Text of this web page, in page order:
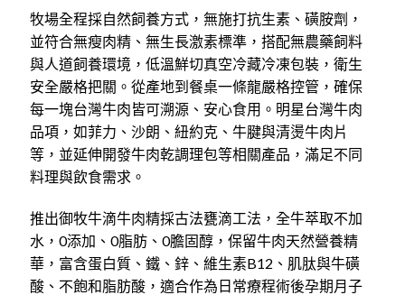
牧場全程採自然飼養方式，無施打抗生素、磺胺劑，
並符合無瘦肉精、無生長激素標準，搭配無農藥飼料
與人道飼養環境，低溫鮮切真空冷藏冷凍包裝，衛生
安全嚴格把關。從產地到餐桌一條龍嚴格控管，確保
每一塊台灣牛肉皆可溯源、安心食用。明星台灣牛肉
品項，如菲力、沙朗、紐約克、牛腱與清燙牛肉片
等，並延伸開發牛肉乾調理包等相關產品，滿足不同
料理與飲食需求。
推出御牧牛滴牛肉精採古法甕滴工法，全牛萃取不加
水，0添加、0脂肪、0膽固醇，保留牛肉天然營養精
華，富含蛋白質、鐵、鋅、維生素B12、肌肽與牛磺
酸、不飽和脂肪酸，適合作為日常療程術後孕期月子